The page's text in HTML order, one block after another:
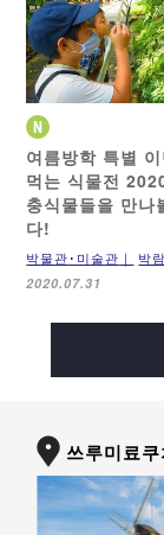
여름방학 특별
먹는 식물전
충식물들을 만나
다!
박물관･미술관
박
2020.07.31
쓰루미료